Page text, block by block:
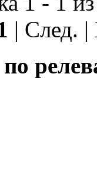
| След.